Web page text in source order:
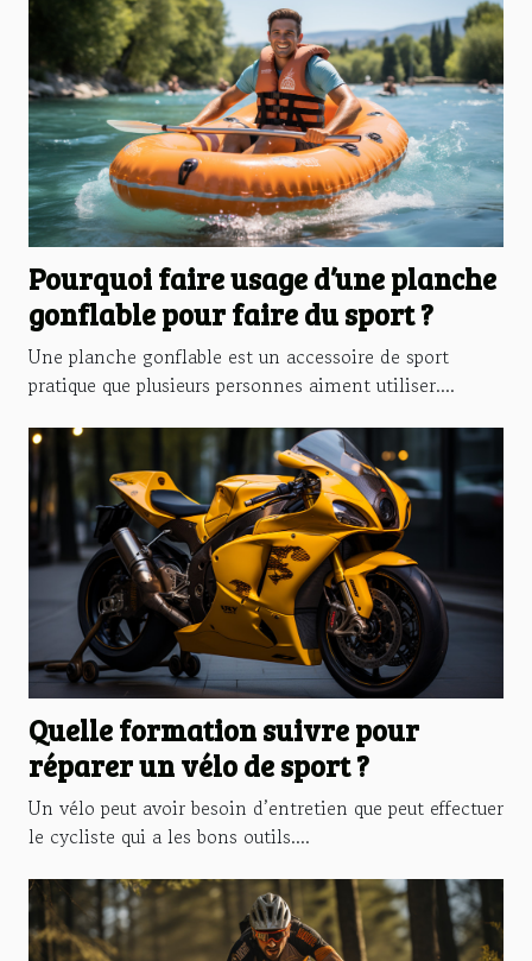
Pourquoi faire usage d’une planche
gonflable pour faire du sport ?
Une planche gonflable est un accessoire de sport
pratique que plusieurs personnes aiment utiliser....
Quelle formation suivre pour
réparer un vélo de sport ?
Un vélo peut avoir besoin d’entretien que peut effectuer
le cycliste qui a les bons outils....